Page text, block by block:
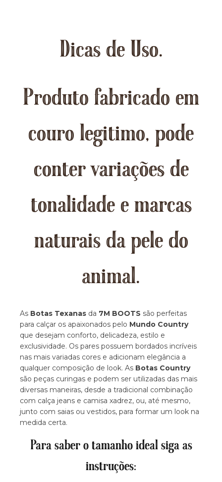
Dicas de Uso.
Produto fabricado em
couro legitimo, pode
conter variações de
tonalidade e marcas
naturais da pele do
animal.
As Botas Texanas da 7M BOOTS são perfeitas
para calçar os apaixonados pelo Mundo Country
que desejam conforto, delicadeza, estilo e
exclusividade. Os pares possuem bordados incríveis
nas mais variadas cores e adicionam elegância a
qualquer composição de look. As Botas Country
são peças curingas e podem ser utilizadas das mais
diversas maneiras, desde a tradicional combinação
com calça jeans e camisa xadrez, ou, até mesmo,
junto com saias ou vestidos, para formar um look na
medida certa.
Para saber o tamanho ideal siga as
instruções: